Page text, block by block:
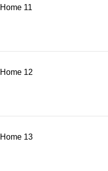
Home 11
Home 12
Home 13